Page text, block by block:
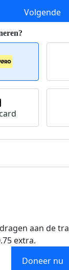
Volgende
aan de
extra.
Doneer nu